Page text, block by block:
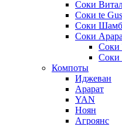
Соки
Соки te
Соки Шамб
Соки
Соки
Соки
Компоты
Иджеван
Арарат
YAN
Ноян
Агроянс